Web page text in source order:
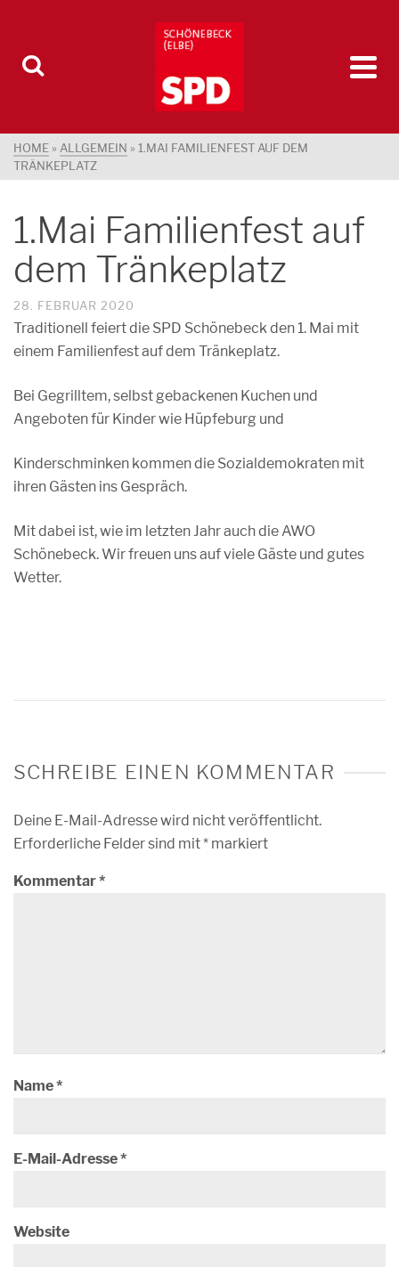
HOME » ALLGEMEIN » 1.MAI FAMILIENFEST AUF DEM
TRÄNKEPLATZ
1.Mai Familienfest auf
dem Tränkeplatz
28. FEBRUAR 2020
Traditionell feiert die SPD Schönebeck den 1. Mai mit
einem Familienfest auf dem Tränkeplatz.
Bei Gegrilltem, selbst gebackenen Kuchen und
Angeboten für Kinder wie Hüpfeburg und
Kinderschminken kommen die Sozialdemokraten mit
ihren Gästen ins Gespräch.
Mit dabei ist, wie im letzten Jahr auch die AWO
Schönebeck. Wir freuen uns auf viele Gäste und gutes
Wetter.
SCHREIBE EINEN KOMMENTAR
Deine E-Mail-Adresse wird nicht veröffentlicht.
Erforderliche Felder sind mit* markiert
Kommentar*
Name*
E-Mail-Adresse*
Website